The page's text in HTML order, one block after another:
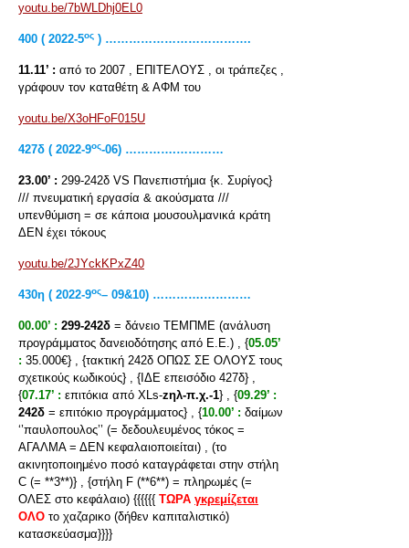
youtu.be/7bWLDhj0EL0
400 ( 2022-5ος ) ……………………………….
11.11’ : από το 2007 , ΕΠΙΤΕΛΟΥΣ , οι τράπεζες ,
γράφουν τον καταθέτη & ΑΦΜ του
youtu.be/X3oHFoF015U
427δ ( 2022-9ος-06) ………….…………
23.00’ : 299-242δ VS Πανεπιστήμια {κ. Συρίγος}
/// πνευματική εργασία & ακούσματα ///
υπενθύμιση = σε κάποια μουσουλμανικά κράτη
ΔΕΝ έχει τόκους
youtu.be/2JYckKPxZ40
430η ( 2022-9ος– 09&10) ………….…………
00.00’ : 299-242δ = δάνειο ΤΕΜΠΜΕ (ανάλυση
προγράμματος δανειοδότησης από Ε.Ε.) , {05.05’
: 35.000€} , {τακτική 242δ ΟΠΩΣ ΣΕ ΟΛΟΥΣ τους
σχετικούς κωδικούς} , {ΙΔΕ επεισόδιο 427δ} ,
{07.17’ : επιτόκια από XLs-zηλ-π.χ.-1} , {09.29’ :
242δ = επιτόκιο προγράμματος} , {10.00’ : δαίμων
‘’παυλοπουλος’’ (= δεδουλευμένος τόκος =
ΑΓΑΛΜΑ = ΔΕΝ κεφαλαιοποιείται) , (το
ακινητοποιημένο ποσό καταγράφεται στην στήλη
C (= **3**)} , {στήλη F (**6**) = πληρωμές (=
ΟΛΕΣ στο κεφάλαιο) {{{{{{ ΤΩΡΑ γκρεμίζεται
ΟΛΟ το χαζαρικο (δήθεν καπιταλιστικό)
κατασκεύασμα}}}}